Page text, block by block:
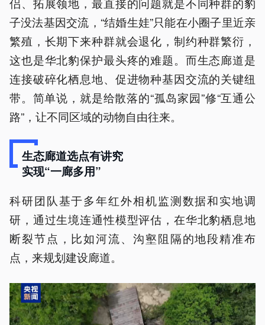
子没法基因交流，“结婚生娃”只能在小圈子里近亲
繁殖，长期下来种群就会退化，制约种群繁衍，
这也是华北豹保护最头疼的难题。而生态廊道是
连接破碎化栖息地、促进物种基因交流的关键纽
带。简单说，就是给散落的“孤岛家园”修“互通公
路”，让不同区域的动物自由往来。
生态廊道选点有讲究
实现“一廊多用”
科研团队基于多年红外相机监测数据和实地调
研，通过生境连通性模型评估，在华北豹栖息地
断裂节点，比如河流、沟壑阻隔的地段精准布
点，来规划建设廊道。